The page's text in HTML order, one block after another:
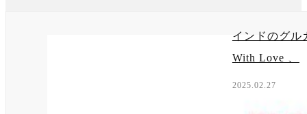
インドのグ
With Love 、
2025.02.27